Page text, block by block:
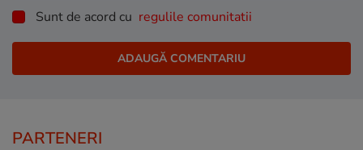
Sunt de acord cu regulile comunitatii
PARTENERI